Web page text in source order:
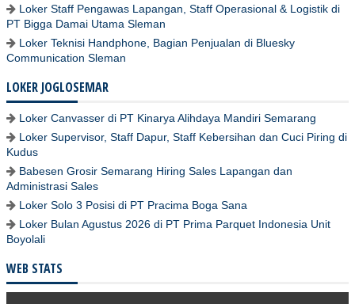
Loker Staff Pengawas Lapangan, Staff Operasional & Logistik di
PT Bigga Damai Utama Sleman
Loker Teknisi Handphone, Bagian Penjualan di Bluesky
Communication Sleman
LOKER JOGLOSEMAR
Loker Canvasser di PT Kinarya Alihdaya Mandiri Semarang
Loker Supervisor, Staff Dapur, Staff Kebersihan dan Cuci Piring di
Kudus
Babesen Grosir Semarang Hiring Sales Lapangan dan
Administrasi Sales
Loker Solo 3 Posisi di PT Pracima Boga Sana
Loker Bulan Agustus 2026 di PT Prima Parquet Indonesia Unit
Boyolali
WEB STATS